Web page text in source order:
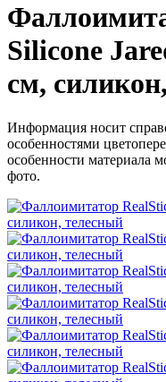
Silicone
см,
Информация носит
особенностями
особенности материала
фото.